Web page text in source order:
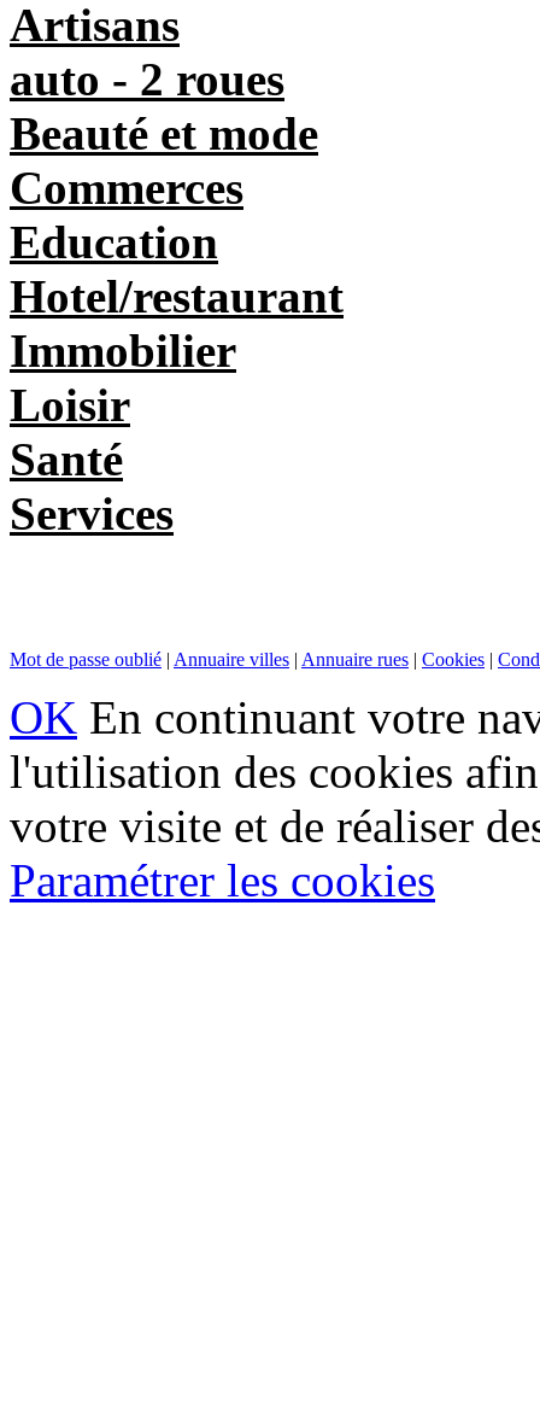
Artisans
auto - 2 roues
Beauté et mode
Commerces
Education
Hotel/restaurant
Immobilier
Loisir
Santé
Services
Mot de passe oublié | Annuaire villes | Annuaire rues | Cookies |
OK En continuant votre
l'utilisation des cookies
votre visite et de réaliser
Paramétrer les cookies